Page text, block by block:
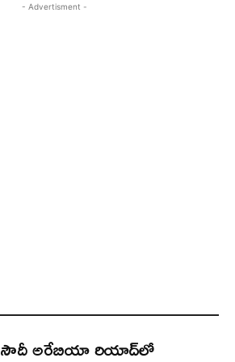
- Advertisment -
సౌదీ అరేబియా రియాద్‌లో